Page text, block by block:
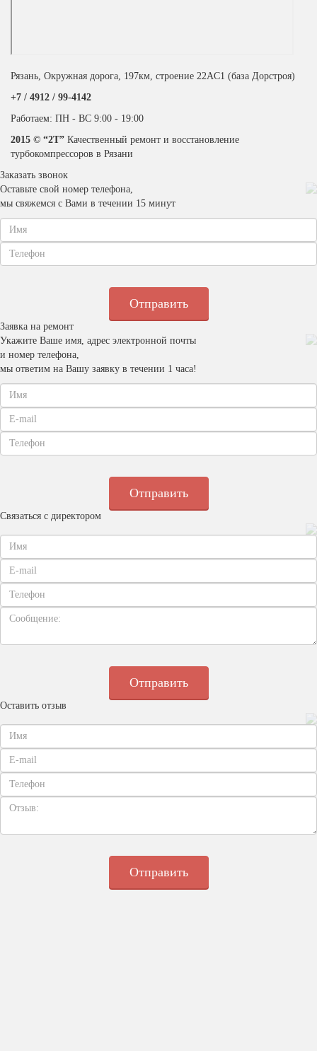
Рязань, Окружная дорога, 197км, строение 22АC1 (база Дорстроя)
+7 / 4912 / 99-4142
Работаем: ПН - ВС 9:00 - 19:00
2015 © “2T” Качественный ремонт и восстановление
турбокомпрессоров в Рязани
Заказать звонок
Оставьте свой номер телефона,
мы свяжемся с Вами в течении 15 минут
Заявка на ремонт
Укажите Ваше имя, адрес электронной почты
и номер телефона,
мы ответим на Вашу заявку в течении 1 часа!
Связаться с директором
Оставить отзыв